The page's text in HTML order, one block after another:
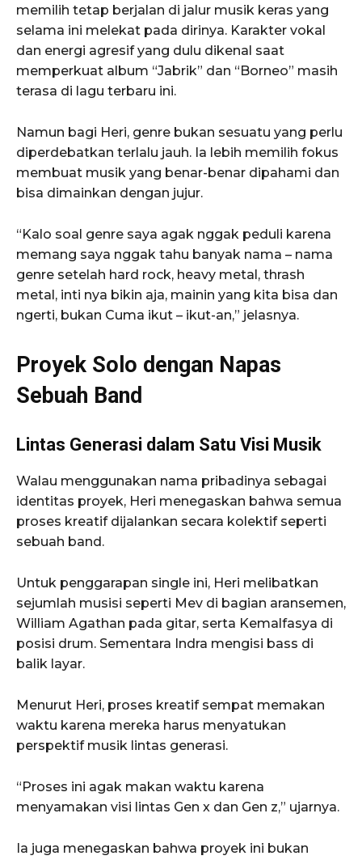
memilih tetap berjalan di jalur musik keras yang
selama ini melekat pada dirinya. Karakter vokal
dan energi agresif yang dulu dikenal saat
memperkuat album “Jabrik” dan “Borneo” masih
terasa di lagu terbaru ini.
Namun bagi Heri, genre bukan sesuatu yang perlu
diperdebatkan terlalu jauh. Ia lebih memilih fokus
membuat musik yang benar-benar dipahami dan
bisa dimainkan dengan jujur.
“Kalo soal genre saya agak nggak peduli karena
memang saya nggak tahu banyak nama – nama
genre setelah hard rock, heavy metal, thrash
metal, inti nya bikin aja, mainin yang kita bisa dan
ngerti, bukan Cuma ikut – ikut-an,” jelasnya.
Proyek Solo dengan Napas
Sebuah Band
Lintas Generasi dalam Satu Visi Musik
Walau menggunakan nama pribadinya sebagai
identitas proyek, Heri menegaskan bahwa semua
proses kreatif dijalankan secara kolektif seperti
sebuah band.
Untuk penggarapan single ini, Heri melibatkan
sejumlah musisi seperti Mev di bagian aransemen,
William Agathan pada gitar, serta Kemalfasya di
posisi drum. Sementara Indra mengisi bass di
balik layar.
Menurut Heri, proses kreatif sempat memakan
waktu karena mereka harus menyatukan
perspektif musik lintas generasi.
“Proses ini agak makan waktu karena
menyamakan visi lintas Gen x dan Gen z,” ujarnya.
Ia juga menegaskan bahwa proyek ini bukan